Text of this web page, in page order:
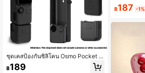
ชุดเคสป้องกันซิลิโคน Osmo Pocket 4
/ 4P, ฝาครอบซิลิโคนนุ่มพร้อมการป้อง
กันหน้าจอและไมโครโฟน, อุปกรณ์เสริม
฿189
ปีใหม่ 2026
฿187 -1%